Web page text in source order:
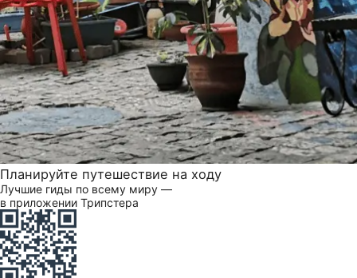
Планируйте путешествие на ходу
Лучшие гиды по всему миру —
в приложении Трипстера